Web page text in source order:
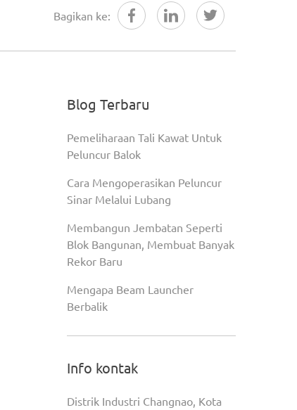
Bagikan ke:
Blog Terbaru
Pemeliharaan Tali Kawat Untuk
Peluncur Balok
Cara Mengoperasikan Peluncur
Sinar Melalui Lubang
Membangun Jembatan Seperti
Blok Bangunan, Membuat Banyak
Rekor Baru
Mengapa Beam Launcher
Berbalik
Info kontak
Distrik Industri Changnao, Kota